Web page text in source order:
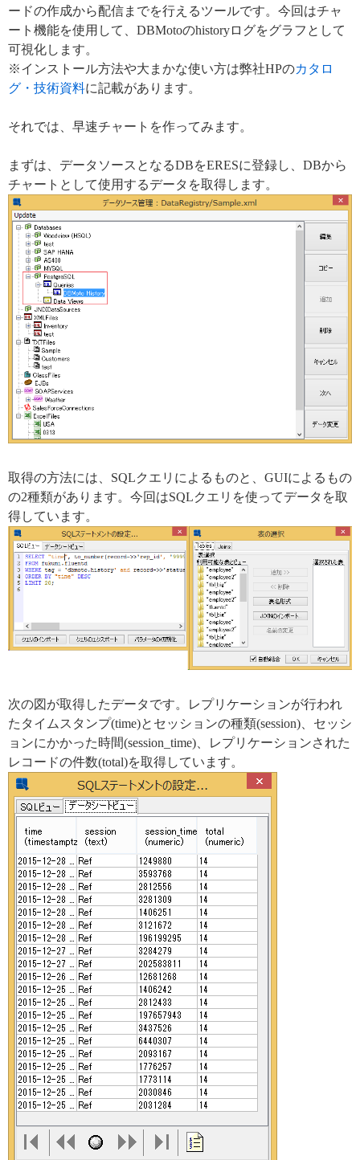
ードの作成から配信までを行えるツールです。今回はチャ
ート機能を使用して、DBMotoのhistoryログをグラフとして
可視化します。
※インストール方法や大まかな使い方は弊社HPのカタロ
グ・技術資料に記載があります。
それでは、早速チャートを作ってみます。
まずは、データソースとなるDBをERESに登録し、DBから
チャートとして使用するデータを取得します。
取得の方法には、SQLクエリによるものと、GUIによるもの
の2種類があります。今回はSQLクエリを使ってデータを取
得しています。
次の図が取得したデータです。レプリケーションが行われ
たタイムスタンプ(time)とセッションの種類(session)、セッシ
ョンにかかった時間(session_time)、レプリケーションされた
レコードの件数(total)を取得しています。